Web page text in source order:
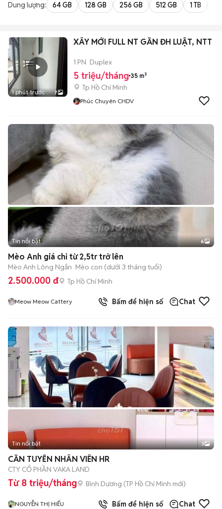
Dung lượng: 64 GB 128 GB 256 GB 512 GB 1 TB
1 phút trước 7
XÂY MỚI FULL NT GẦN ĐH LUẬT, NTT
1 PN Duplex
5 triệu/tháng 35 m²
Tp Hồ Chí Minh
Phúc Chuyên CHDV
+2
Tin nổi bật 6
Mèo Anh giá chỉ từ 2,5tr trở lên
Mèo Anh Lông Ngắn Mèo con (dưới 3 tháng tuổi)
2.500.000 đ Tp Hồ Chí Minh
Meow Meow Cattery Bấm để hiện số Chat
Tin nổi bật 3
CẦN TUYỂN NHÂN VIÊN HR
CTY CỔ PHẦN VAKA LAND
Từ 8 triệu/tháng Bình Dương (TP Hồ Chí Minh mới)
NGUYỄN THỊ HIẾU Bấm để hiện số Chat